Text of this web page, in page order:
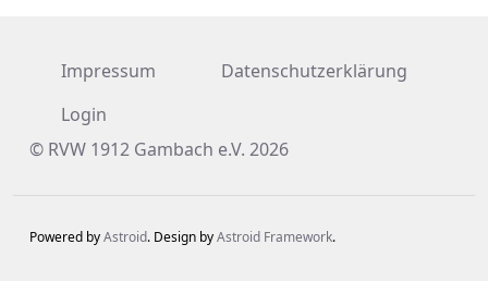
Impressum
Datenschutzerklärung
Login
© RVW 1912 Gambach e.V. 2026
Powered byAstroid. Design byAstroid Framework.